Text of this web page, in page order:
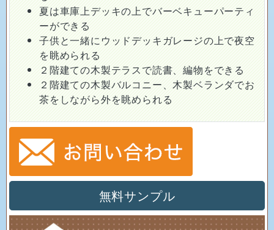
夏は車庫上デッキの上でバーベキューパーティ
ーができる
子供と一緒にウッドデッキガレージの上で夜空
を眺められる
２階建ての木製テラスで読書、編物をできる
２階建ての木製バルコニー、木製ベランダでお
茶をしながら外を眺められる
無料サンプル